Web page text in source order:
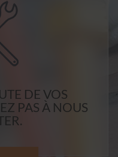
DE VOS
PAS À NOUS